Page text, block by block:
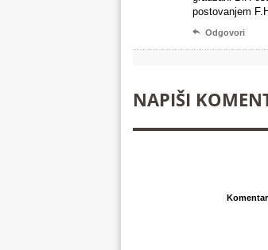
postovanjem
 Odgovori
NAPIŠI
Komentar